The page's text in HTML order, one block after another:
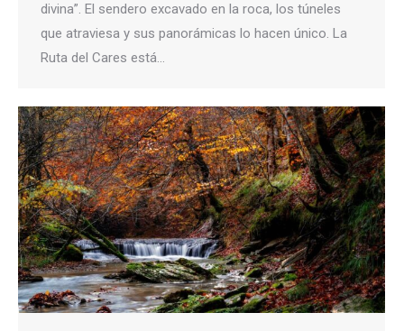
divina”. El sendero excavado en la roca, los túneles
que atraviesa y sus panorámicas lo hacen único. La
Ruta del Cares está…